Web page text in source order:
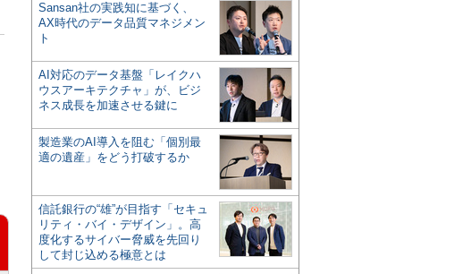
Sansan社の実践知に基づく、
AX時代のデータ品質マネジメン
ト
AI対応のデータ基盤「レイクハ
ウスアーキテクチャ」が、ビジ
ネス成長を加速させる鍵に
製造業のAI導入を阻む「個別最
適の遺産」をどう打破するか
信託銀行の“雄”が目指す「セキュ
リティ・バイ・デザイン」。高
度化するサイバー脅威を先回り
して封じ込める極意とは